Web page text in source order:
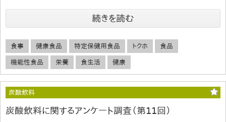
続きを読む
食事 健康食品 特定保健用食品 トクホ 食品
機能性食品 栄養 食生活 健康
炭酸飲料
炭酸飲料に関するアンケート調査（第11回）